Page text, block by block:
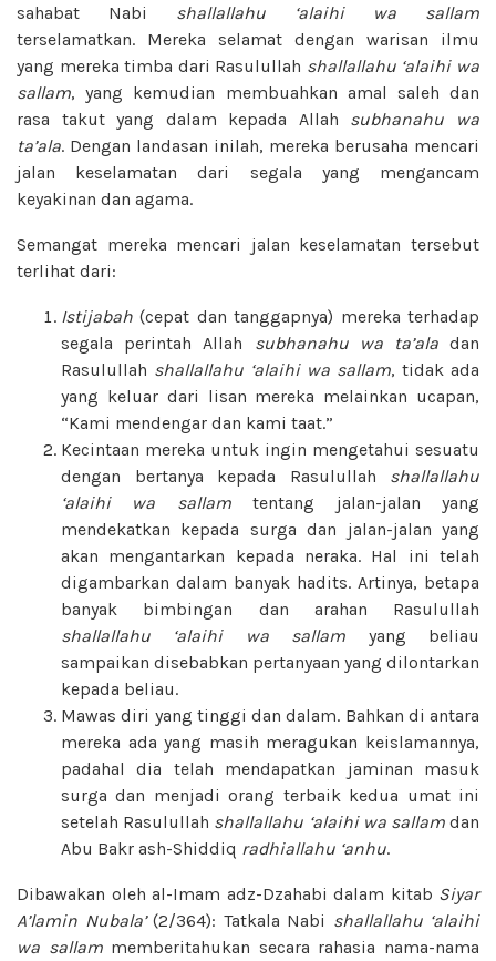
sahabat Nabi shallallahu ‘alaihi wa sallam
terselamatkan. Mereka selamat dengan warisan ilmu
yang mereka timba dari Rasulullah shallallahu ‘alaihi wa
sallam, yang kemudian membuahkan amal saleh dan
rasa takut yang dalam kepada Allah subhanahu wa
ta’ala. Dengan landasan inilah, mereka berusaha mencari
jalan keselamatan dari segala yang mengancam
keyakinan dan agama.
Semangat mereka mencari jalan keselamatan tersebut
terlihat dari:
Istijabah(cepat dan tanggapnya) mereka terhadap
segala perintah Allah subhanahu wa ta’aladan
Rasulullah shallallahu ‘alaihi wa sallam, tidak ada
yang keluar dari lisan mereka melainkan ucapan,
“Kami mendengar dan kami taat.”
Kecintaan mereka untuk ingin mengetahui sesuatu
dengan bertanya kepada Rasulullah shallallahu
‘alaihi wa sallamtentang jalan-jalan yang
mendekatkan kepada surga dan jalan-jalan yang
akan mengantarkan kepada neraka. Hal ini telah
digambarkan dalam banyak hadits. Artinya, betapa
banyak bimbingan dan arahan Rasulullah
shallallahu ‘alaihi wa sallam yang beliau
sampaikan disebabkan pertanyaan yang dilontarkan
kepada beliau.
Mawas diri yang tinggi dan dalam. Bahkan di antara
mereka ada yang masih meragukan keislamannya,
padahal dia telah mendapatkan jaminan masuk
surga dan menjadi orang terbaik kedua umat ini
setelah Rasulullah shallallahu ‘alaihi wa sallamdan
Abu Bakr ash-Shiddiq radhiallahu ‘anhu.
Dibawakan oleh al-Imam adz-Dzahabi dalam kitab Siyar
A’lamin Nubala’ (2/364): Tatkala Nabi shallallahu ‘alaihi
wa sallammemberitahukan secara rahasia nama-nama